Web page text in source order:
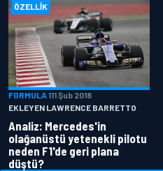
ÖZELLIK
FORMULA 111 Şub 2018
EKLEYEN LAWRENCE BARRETTO
Analiz: Mercedes'in
olağanüstü yetenekli pilotu
neden F1'de geri plana
düştü?